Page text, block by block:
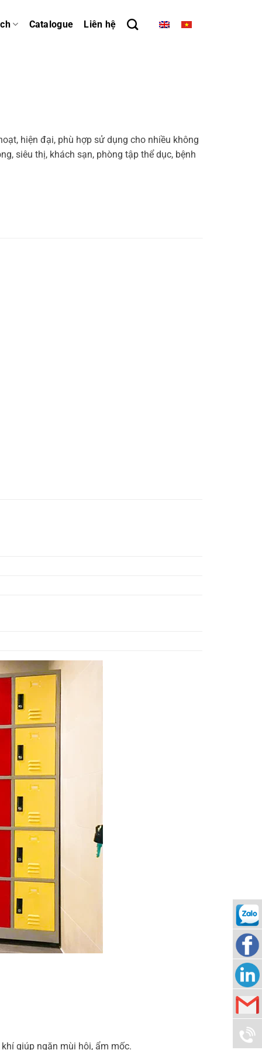
Catalogue Liên hệ
hiện đại, phù hợp sử dụng cho nhiều không
siêu thị, khách sạn, phòng tập thể dục, bệnh
giúp ngăn mùi hôi, ẩm mốc.
Nam
Thuy
Corp
Nam
Thuy